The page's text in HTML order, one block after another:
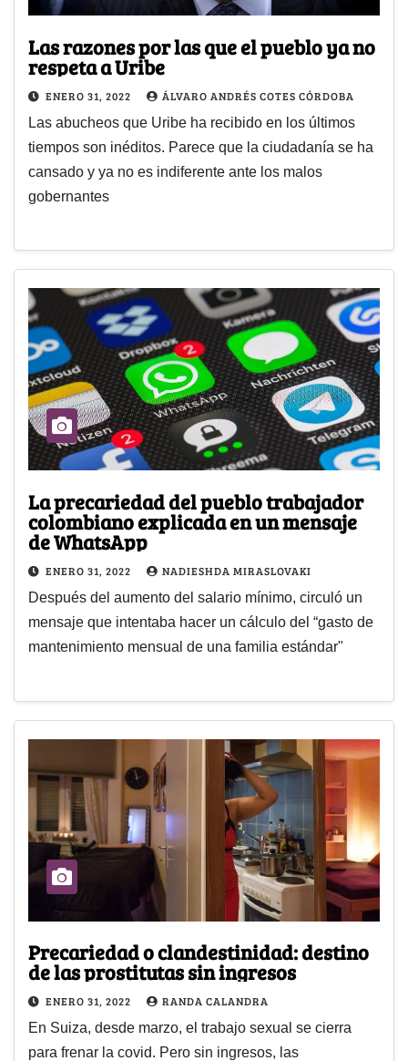
Las razones por las que el pueblo ya no
respeta a Uribe
ENERO 31, 2022 ÁLVARO ANDRÉS COTES CÓRDOBA
Las abucheos que Uribe ha recibido en los últimos
tiempos son inéditos. Parece que la ciudadanía se ha
cansado y ya no es indiferente ante los malos
gobernantes
La precariedad del pueblo trabajador
colombiano explicada en un mensaje
de WhatsApp
ENERO 31, 2022 NADIESHDA MIRASLOVAKI
Después del aumento del salario mínimo, circuló un
mensaje que intentaba hacer un cálculo del “gasto de
mantenimiento mensual de una familia estándar"
Precariedad o clandestinidad: destino
de las prostitutas sin ingresos
ENERO 31, 2022 RANDA CALANDRA
En Suiza, desde marzo, el trabajo sexual se cierra
para frenar la covid. Pero sin ingresos, las